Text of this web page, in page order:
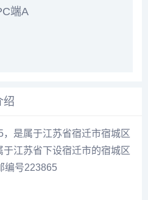
端A
绍
是属于江苏省宿迁市宿城区
江苏省下设宿迁市的宿城区
编号223865